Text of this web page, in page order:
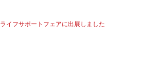
ライフサポートフェアに出展しました